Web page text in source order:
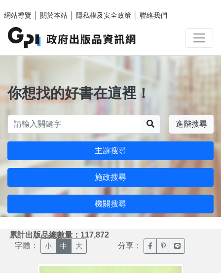
網站導覽
關於本站 隱私權及安全政策 聯絡我們
你想找的好書在這裡！
進階搜尋
主題搜尋
施政搜尋
機關搜尋
累計出版品總數量：117,872
字體： 小 中 大 分享： 臉書分享(另開新視窗)
噗浪分享(另開新
Line分享(另